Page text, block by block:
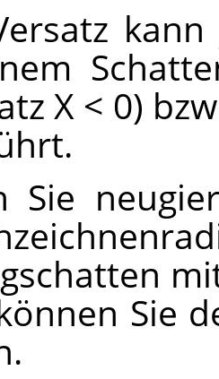
X < 0)
Sie
Sie